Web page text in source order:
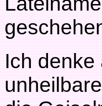
Ich denke